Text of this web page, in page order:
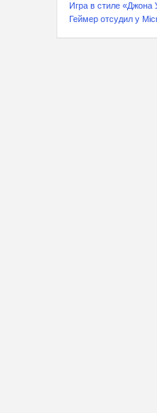
Игра в стиле «Джона
Геймер отсудил у